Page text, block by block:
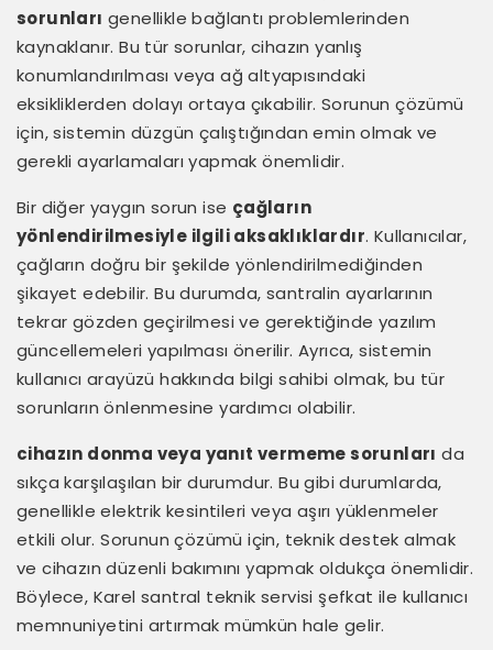
sorunları genellikle bağlantı problemlerinden
kaynaklanır. Bu tür sorunlar, cihazın yanlış
konumlandırılması veya ağ altyapısındaki
eksikliklerden dolayı ortaya çıkabilir. Sorunun çözümü
için, sistemin düzgün çalıştığından emin olmak ve
gerekli ayarlamaları yapmak önemlidir.
Bir diğer yaygın sorun ise çağların
yönlendirilmesiyle ilgili aksaklıklardır. Kullanıcılar,
çağların doğru bir şekilde yönlendirilmediğinden
şikayet edebilir. Bu durumda, santralin ayarlarının
tekrar gözden geçirilmesi ve gerektiğinde yazılım
güncellemeleri yapılması önerilir. Ayrıca, sistemin
kullanıcı arayüzü hakkında bilgi sahibi olmak, bu tür
sorunların önlenmesine yardımcı olabilir.
cihazın donma veya yanıt vermeme sorunları da
sıkça karşılaşılan bir durumdur. Bu gibi durumlarda,
genellikle elektrik kesintileri veya aşırı yüklenmeler
etkili olur. Sorunun çözümü için, teknik destek almak
ve cihazın düzenli bakımını yapmak oldukça önemlidir.
Böylece, Karel santral teknik servisi şefkat ile kullanıcı
memnuniyetini artırmak mümkün hale gelir.